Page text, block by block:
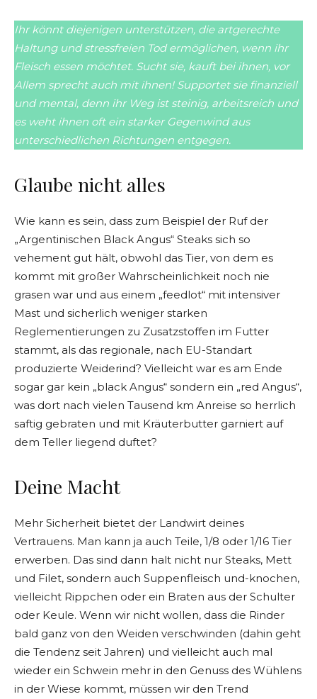
Ihr könnt diejenigen unterstützen, die artgerechte
Haltung und stressfreien Tod ermöglichen, wenn ihr
Fleisch essen möchtet. Sucht sie, kauft bei ihnen, vor
Allem sprecht auch mit ihnen! Supportet sie finanziell
und mental, denn ihr Weg ist steinig, arbeitsreich und
es weht ihnen oft ein starker Gegenwind aus
unterschiedlichen Richtungen entgegen.
Glaube nicht alles
Wie kann es sein, dass zum Beispiel der Ruf der
„Argentinischen Black Angus“ Steaks sich so
vehement gut hält, obwohl das Tier, von dem es
kommt mit großer Wahrscheinlichkeit noch nie
grasen war und aus einem „feedlot“ mit intensiver
Mast und sicherlich weniger starken
Reglementierungen zu Zusatzstoffen im Futter
stammt, als das regionale, nach EU-Standart
produzierte Weiderind? Vielleicht war es am Ende
sogar gar kein „black Angus“ sondern ein „red Angus“,
was dort nach vielen Tausend km Anreise so herrlich
saftig gebraten und mit Kräuterbutter garniert auf
dem Teller liegend duftet?
Deine Macht
Mehr Sicherheit bietet der Landwirt deines
Vertrauens. Man kann ja auch Teile, 1/8 oder 1/16 Tier
erwerben. Das sind dann halt nicht nur Steaks, Mett
und Filet, sondern auch Suppenfleisch und-knochen,
vielleicht Rippchen oder ein Braten aus der Schulter
oder Keule. Wenn wir nicht wollen, dass die Rinder
bald ganz von den Weiden verschwinden (dahin geht
die Tendenz seit Jahren) und vielleicht auch mal
wieder ein Schwein mehr in den Genuss des Wühlens
in der Wiese kommt, müssen wir den Trend